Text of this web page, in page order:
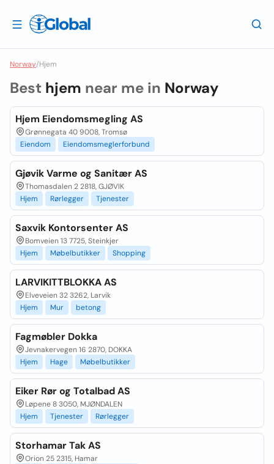
Norway/Hjem
Best hjem near me in Norway
Hjem Eiendomsmegling AS
Grønnegata 40 9008, Tromsø
Eiendom
Eiendomsmeglerforbund
Gjøvik Varme og Sanitær AS
Thomasdalen 2 2818, GJØVIK
Hjem
Rørlegger Tjenester
Saxvik Kontorsenter AS
Bomveien 13 7725, Steinkjer
Hjem
Møbelbutikker Shopping
LARVIKITTBLOKKA AS
Elveveien 32 3262, Larvik
Hjem
Mur betong
Fagmøbler Dokka
Jevnakervegen 16 2870, DOKKA
Hjem
Hage Møbelbutikker
Eiker Rør og Totalbad AS
Løpene 8 3050, MJØNDALEN
Hjem
Tjenester Rørlegger
Storhamar Tak AS
Orion 25 2315, Hamar